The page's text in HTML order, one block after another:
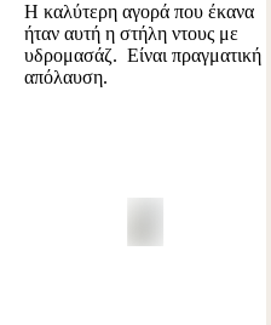
Η καλύτερη αγορά που έκανα
ήταν αυτή η στήλη ντους με
υδρομασάζ. Είναι πραγματική
απόλαυση.